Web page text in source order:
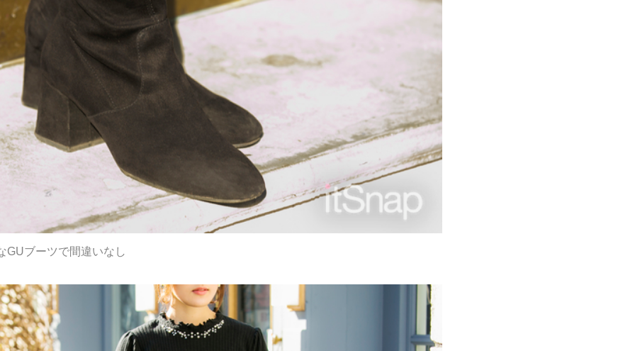
GUブーツで間違いなし